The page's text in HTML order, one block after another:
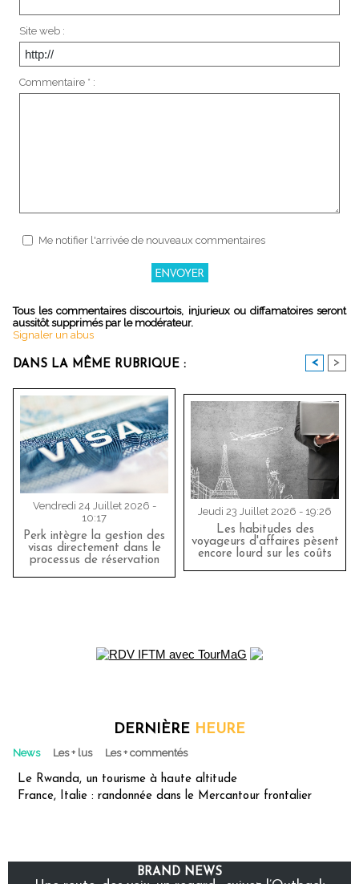
Site web :
Commentaire * :
Me notifier l'arrivée de nouveaux commentaires
Tous les commentaires discourtois, injurieux ou diffamatoires seront
aussitôt supprimés par le modérateur.
Signaler un abus
DANS LA MÊME RUBRIQUE : < >
Vendredi 24 Juillet 2026 -
10:17
Perk intègre la gestion des
visas directement dans le
processus de réservation
Jeudi 23 Juillet 2026 - 19:26
Les habitudes des
voyageurs d'affaires pèsent
encore lourd sur les coûts
DERNIÈRE HEURE
News Les + lus Les + commentés
Le Rwanda, un tourisme à haute altitude
France, Italie : randonnée dans le Mercantour frontalier
BRAND NEWS